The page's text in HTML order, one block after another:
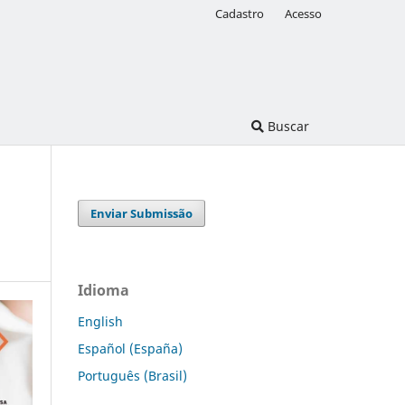
Buscar
Cadastro Acesso
Enviar Submissão
Idioma
English
Español (España)
Português (Brasil)